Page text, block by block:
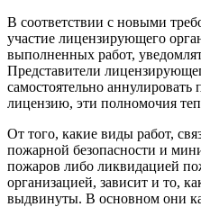
В соответствии с новыми
участие лицензирующего
выполненных работ,
Представители
самостоятельно
лицензию, эти полномочия
От того, какие виды работ,
пожарной безопасности и
пожаров либо ликвидацией
организацией, зависит и то,
выдвинуты. В основном они